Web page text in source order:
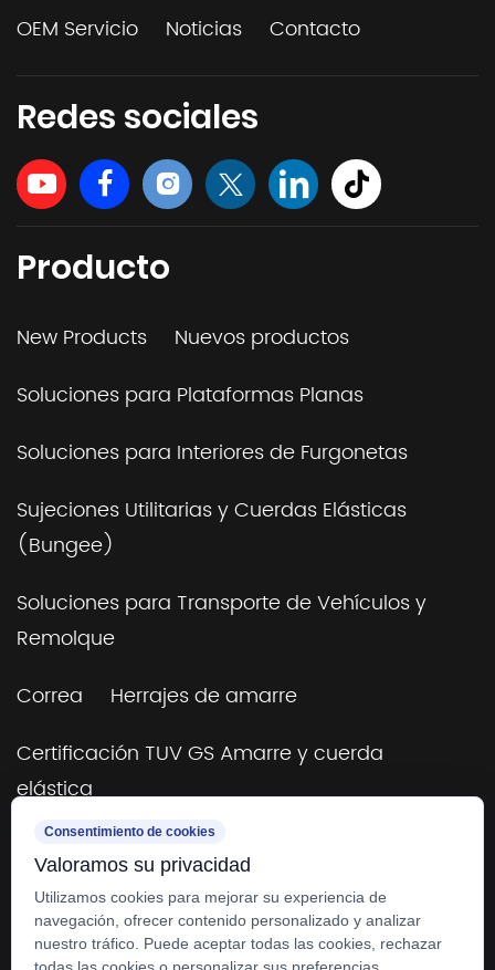
OEM Servicio
Noticias Contacto
Redes sociales
Producto
New Products
Nuevos productos
Soluciones para Plataformas Planas
Soluciones para Interiores de Furgonetas
Sujeciones Utilitarias y Cuerdas Elásticas
(Bungee)
Soluciones para Transporte de Vehículos y
Remolque
Correa
Herrajes de amarre
Certificación TUV GS Amarre y cuerda
elástica
Remolque y aparejo
4×4 todoterreno y remolques
Consentimiento de cookies
Valoramos su privacidad
Utilizamos cookies para mejorar su experiencia de
navegación, ofrecer contenido personalizado y analizar
nuestro tráfico. Puede aceptar todas las cookies, rechazar